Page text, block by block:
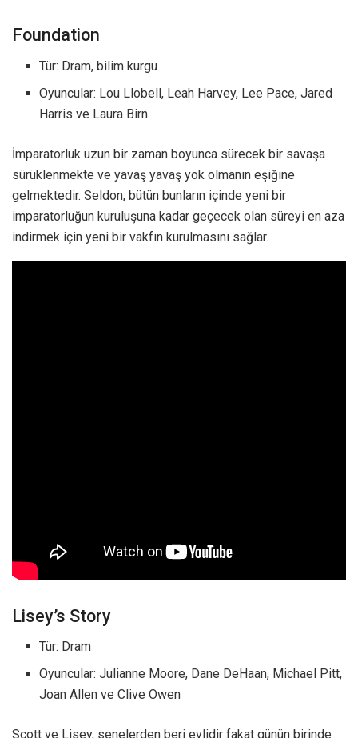
Foundation
Tür: Dram, bilim kurgu
Oyuncular: Lou Llobell, Leah Harvey, Lee Pace, Jared
Harris ve Laura Birn
İmparatorluk uzun bir zaman boyunca sürecek bir savaşa
sürüklenmekte ve yavaş yavaş yok olmanın eşiğine
gelmektedir. Seldon, bütün bunların içinde yeni bir
imparatorluğun kuruluşuna kadar geçecek olan süreyi en aza
indirmek için yeni bir vakfın kurulmasını sağlar.
Lisey’s Story
Tür: Dram
Oyuncular: Julianne Moore, Dane DeHaan, Michael Pitt,
Joan Allen ve Clive Owen
Scott ve Lisey, senelerden beri evlidir fakat günün birinde